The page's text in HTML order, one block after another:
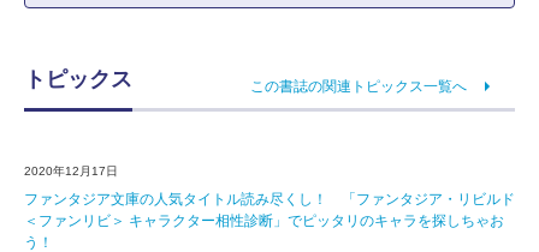
トピックス この書誌の関連トピックス一覧へ
2020年12月17日
ファンタジア文庫の人気タイトル読み尽くし！ 「ファンタジア・リビルド
＜ファンリビ＞ キャラクター相性診断」でピッタリのキャラを探しちゃお
う！